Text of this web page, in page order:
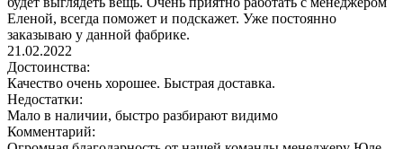
Еленой, всегда поможет и подскажет. Уже постоянно
заказываю у данной фабрике.
21.02.2022
Достоинства:
Качество очень хорошее. Быстрая доставка.
Недостатки:
Мало в наличии, быстро разбирают видимо
Комментарий: